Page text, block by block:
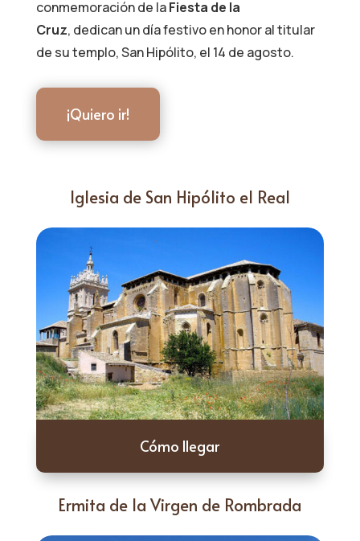
conmemoración de laFiesta de la
Cruz, dedican un día festivo en honor al titular
de su templo, San Hipólito, el 14 de agosto.
¡Quiero ir!
Iglesia de San Hipólito el Real
Cómo llegar
Ermita de la Virgen de Rombrada